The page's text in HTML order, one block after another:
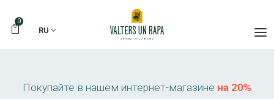
0
RU
Покупайте в нашем интернет-магазине на 20%